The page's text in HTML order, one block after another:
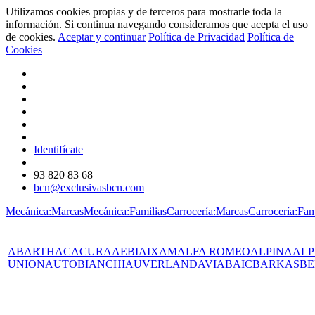
Utilizamos cookies propias y de terceros para mostrarle toda la
información. Si continua navegando consideramos que acepta el uso
de cookies. Aceptar y continuar Política de Privacidad Política de
Cookies
Identifícate
93 820 83 68
bcn@exclusivasbcn.com
Mecánica:MarcasMecánica:FamiliasCarrocería:Marcas
ABARTHACACURAAEBIAIXAMALFA ROMEOALPINA
UNIONAUTOBIANCHIAUVERLANDAVIABAICBARKAS